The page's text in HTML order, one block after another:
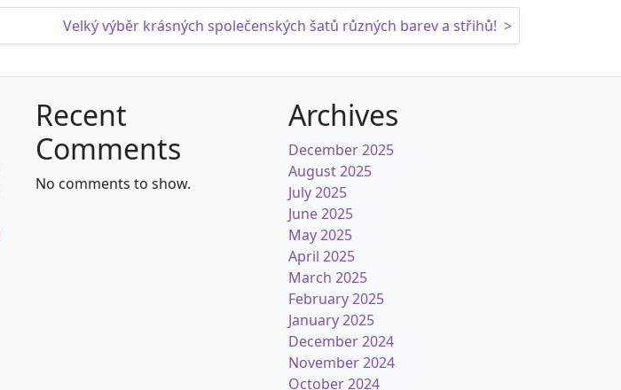
Velký výběr krásných společenských šatů různých barev a střihů! >
Recent
Comments
No comments to show.
Archives
December 2025
August 2025
July 2025
June 2025
May 2025
April 2025
March 2025
February 2025
January 2025
December 2024
November 2024
October 2024